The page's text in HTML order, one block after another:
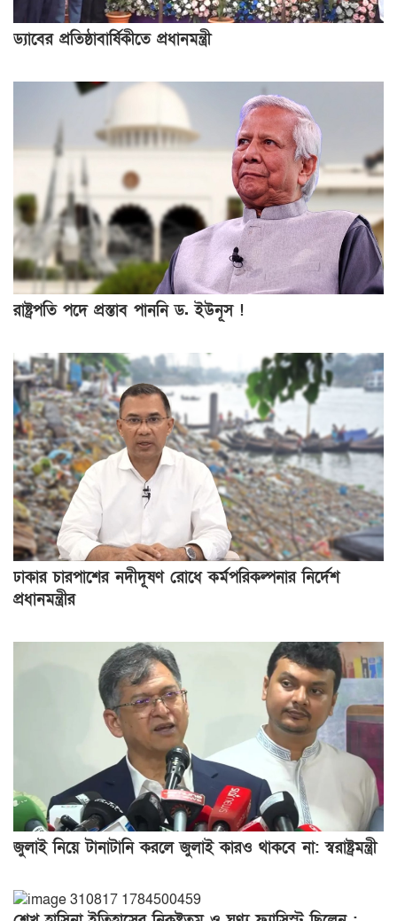
ড্যাবের প্রতিষ্ঠাবার্ষিকীতে প্রধানমন্ত্রী
রাষ্ট্রপতি পদে প্রস্তাব পাননি ড. ইউনূস !
ঢাকার চারপাশের নদীদূষণ রোধে কর্মপরিকল্পনার নির্দেশ
প্রধানমন্ত্রীর
জুলাই নিয়ে টানাটানি করলে জুলাই কারও থাকবে না: স্বরাষ্ট্রমন্ত্রী